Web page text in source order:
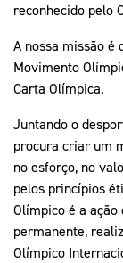
reconhecido pelo
A nossa missão é
Movimento
Carta Olímpica.
Juntando o
procura criar um
no esforço, no
pelos princípios
Olímpico é a
permanente,
Olímpico